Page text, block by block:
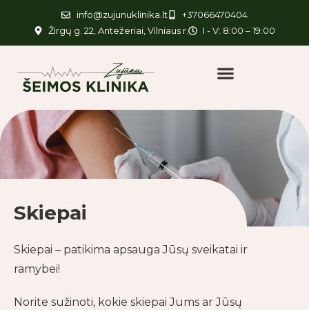
info@zujunuklinika.lt
+37066470404
Žirgų g. 22, Antežeriai, Vilniaus r.
I - V: 8:00 – 19:00
Skiepai
Skiepai – patikima apsauga Jūsų sveikatai ir
ramybei!
Norite sužinoti, kokie skiepai Jums ar Jūsų